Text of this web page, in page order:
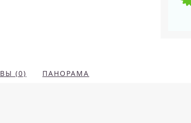
(0) ПАНОРАМА